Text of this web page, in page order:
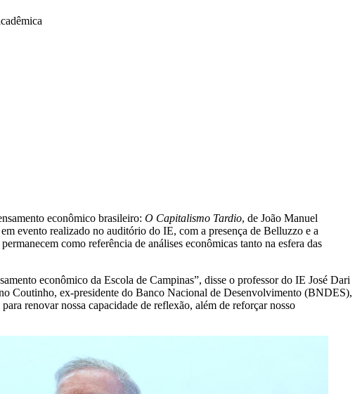
econômico brasileiro:O Capitalismo Tardio, de João Manuel
evento realizado no auditório do IE, com a presença de Belluzzo e a
como referência de análises econômicas tanto na esfera das
econômico da Escola de Campinas”, disse o professor do IE José Dari
Coutinho, ex-presidente do Banco Nacional de Desenvolvimento (BNDES),
renovar nossa capacidade de reflexão, além de reforçar nosso